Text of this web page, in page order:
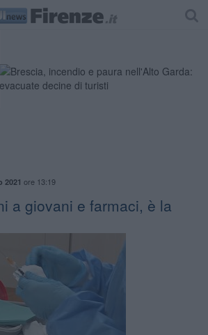
2021 ore 13:19
a giovani e farmaci, è la